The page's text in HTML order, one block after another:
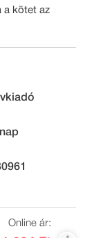
a kötet az
Online ár: